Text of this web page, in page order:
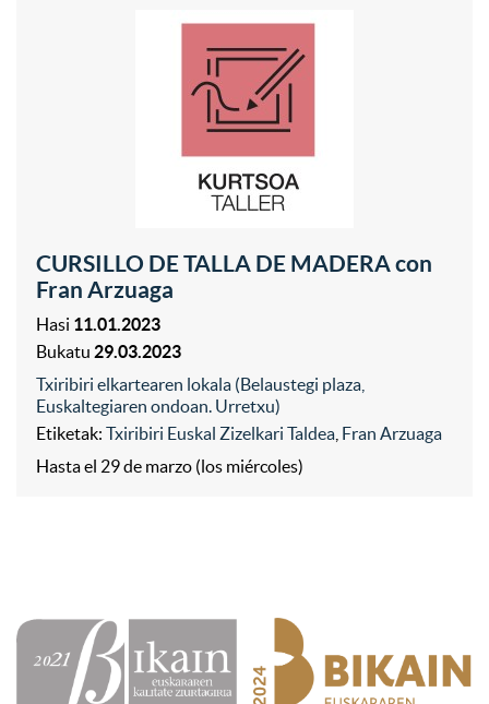
CURSILLO DE TALLA DE MADERA con
Fran Arzuaga
Hasi 11.01.2023
Bukatu 29.03.2023
Txiribiri elkartearen lokala (Belaustegi plaza,
Euskaltegiaren ondoan. Urretxu)
Etiketak: Txiribiri Euskal Zizelkari Taldea Fran Arzuaga
Hasta el 29 de marzo (los miércoles)